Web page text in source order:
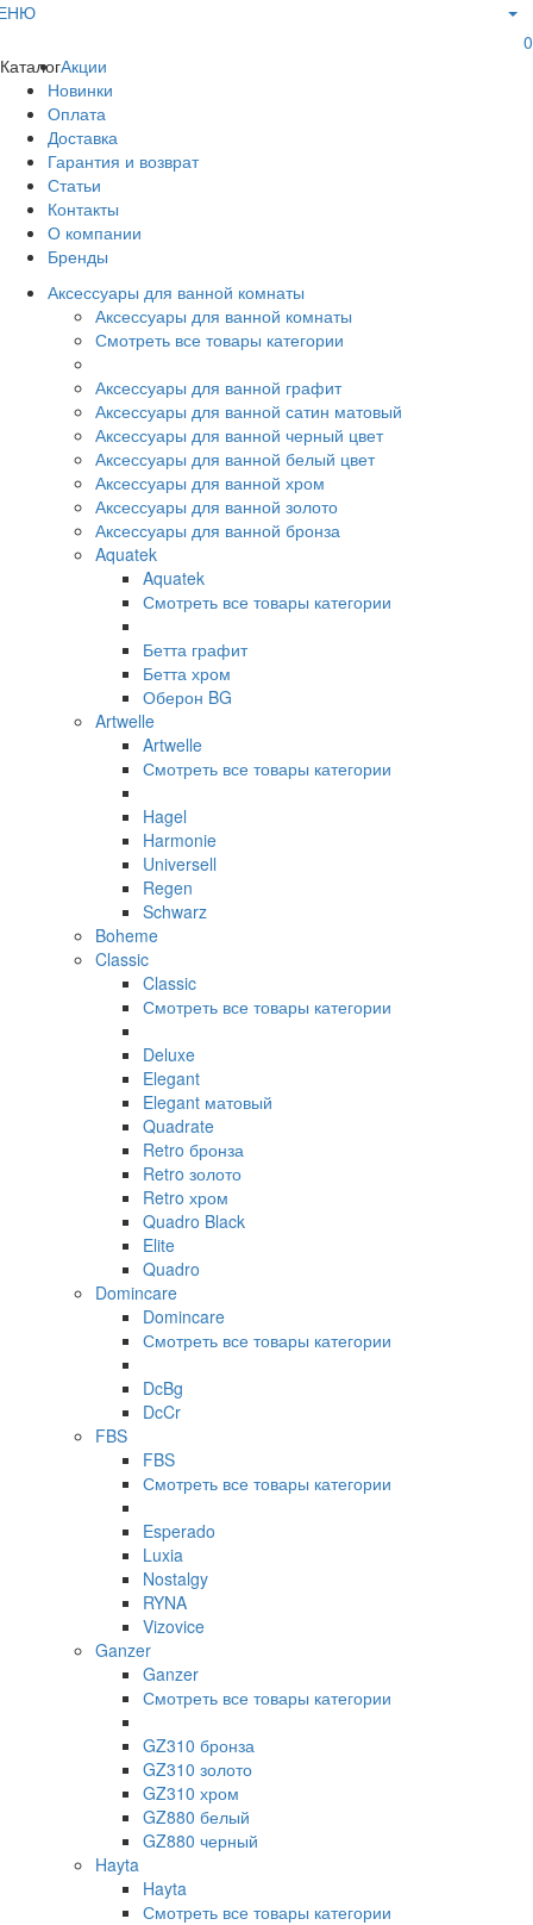
0
КаталогАкции
Новинки
Оплата
Доставка
Гарантия и возврат
Статьи
Контакты
О компании
Бренды
Аксессуары для ванной комнаты
Аксессуары для ванной комнаты
Смотреть все товары категории
Аксессуары для ванной графит
Аксессуары для ванной сатин матовый
Аксессуары для ванной черный цвет
Аксессуары для ванной белый цвет
Аксессуары для ванной хром
Аксессуары для ванной золото
Аксессуары для ванной бронза
Aquatek
Aquatek
Смотреть все товары категории
Бетта графит
Бетта хром
Оберон BG
Artwelle
Artwelle
Смотреть все товары категории
Hagel
Harmonie
Universell
Regen
Schwarz
Boheme
Classic
Classic
Смотреть все товары категории
Deluxe
Elegant
Elegant матовый
Quadrate
Retro бронза
Retro золото
Retro хром
Quadro Black
Elite
Quadro
Domincare
Domincare
Смотреть все товары категории
DcBg
DcCr
FBS
FBS
Смотреть все товары категории
Esperado
Luxia
Nostalgy
RYNA
Vizovice
Ganzer
Ganzer
Смотреть все товары категории
GZ310 бронза
GZ310 золото
GZ310 хром
GZ880 белый
GZ880 черный
Hayta
Hayta
Смотреть все товары категории